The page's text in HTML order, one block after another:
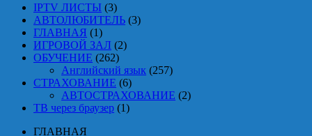
IPTV ЛИСТЫ (3)
АВТОЛЮБИТЕЛЬ (3)
ГЛАВНАЯ (1)
ИГРОВОЙ ЗАЛ (2)
ОБУЧЕНИЕ (262)
Английский язык (257)
СТРАХОВАНИЕ (6)
АВТОСТРАХОВАНИЕ (2)
ТВ через браузер (1)
ГЛАВНАЯ